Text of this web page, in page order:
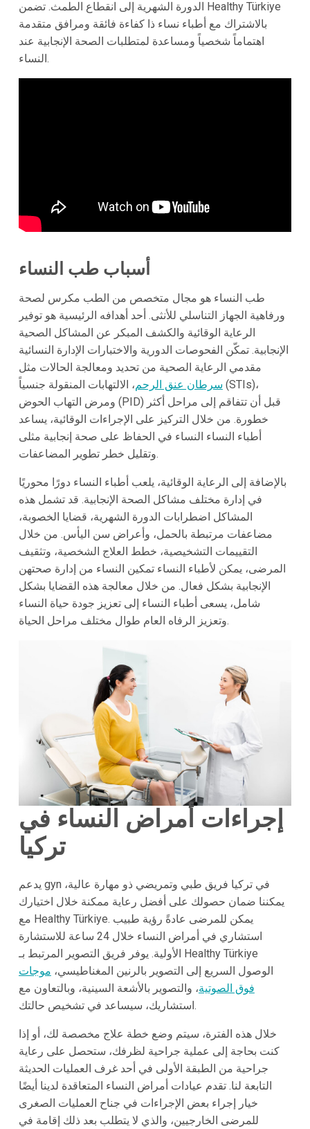
الدورة الشهرية إلى انقطاع الطمث. تضمن Healthy Türkiye
بالاشتراك مع أطباء نساء ذا كفاءة فائقة ومرافق متقدمة
اهتماماً شخصياً ومساعدة لمتطلبات الصحة الإنجابية عند
النساء.
أسباب طب النساء
طب النساء هو مجال متخصص من الطب مكرس لصحة
ورفاهية الجهاز التناسلي للأنثى. أحد أهدافه الرئيسية هو توفير
الرعاية الوقائية والكشف المبكر عن المشاكل الصحية
الإنجابية. تمكّن الفحوصات الدورية والاختبارات الإدارة النسائية
مقدمي الرعاية الصحية من تحديد ومعالجة الحالات مثل
سرطان عنق الرحم، الالتهابات المنقولة جنسياً (STIs)،
ومرض التهاب الحوض (PID) قبل أن تتفاقم إلى مراحل أكثر
خطورة. من خلال التركيز على الإجراءات الوقائية، يساعد
أطباء النساء النساء في الحفاظ على صحة إنجابية مثلى
وتقليل خطر تطوير المضاعفات.
بالإضافة إلى الرعاية الوقائية، يلعب أطباء النساء دورًا محوريًا
في إدارة مختلف مشاكل الصحة الإنجابية. قد تشمل هذه
المشاكل اضطرابات الدورة الشهرية، قضايا الخصوبة،
مضاعفات مرتبطة بالحمل، وأعراض سن اليأس. من خلال
التقييمات التشخيصية، خطط العلاج الشخصية، وتثقيف
المرضى، يمكن لأطباء النساء تمكين النساء من إدارة صحتهن
الإنجابية بشكل فعال. من خلال معالجة هذه القضايا بشكل
شامل، يسعى أطباء النساء إلى تعزيز جودة حياة النساء
وتعزيز الرفاه العام طوال مختلف مراحل الحياة.
إجراءات أمراض النساء في
تركيا
يدعم gyn في تركيا فريق طبي وتمريضي ذو مهارة عالية،
يمكننا ضمان حصولك على أفضل رعاية ممكنة خلال اختيارك
مع Healthy Türkiye. يمكن للمرضى عادةً رؤية طبيب
استشاري في أمراض النساء خلال 24 ساعة للاستشارة
الأولية. يوفر فريق التصوير المرتبط بـ Healthy Türkiye
الوصول السريع إلى التصوير بالرنين المغناطيسي، موجات
فوق الصوتية، والتصوير بالأشعة السينية، وبالتعاون مع
استشاريك، سيساعد في تشخيص حالتك.
خلال هذه الفترة، سيتم وضع خطة علاج مخصصة لك، أو إذا
كنت بحاجة إلى عملية جراحية لظرفك، ستحصل على رعاية
جراحية من الطبقة الأولى في أحد غرف العمليات الحديثة
التابعة لنا. تقدم عيادات أمراض النساء المتعاقدة لدينا أيضًا
خيار إجراء بعض الإجراءات في جناح العمليات الصغرى
للمرضى الخارجيين، والذي لا يتطلب بعد ذلك إقامة في